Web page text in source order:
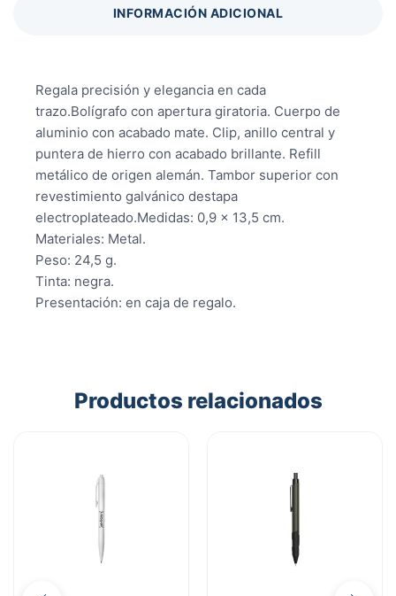
INFORMACIÓN ADICIONAL
Regala precisión y elegancia en cada
trazo.Bolígrafo con apertura giratoria. Cuerpo de
aluminio con acabado mate. Clip, anillo central y
puntera de hierro con acabado brillante. Refill
metálico de origen alemán. Tambor superior con
revestimiento galvánico destapa
electroplateado.Medidas: 0,9 x 13,5 cm.
Materiales: Metal.
Peso: 24,5 g.
Tinta: negra.
Presentación: en caja de regalo.
Productos relacionados